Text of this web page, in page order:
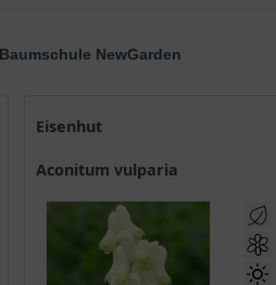
NewGarden
Eisenhut
Aconitum vulparia